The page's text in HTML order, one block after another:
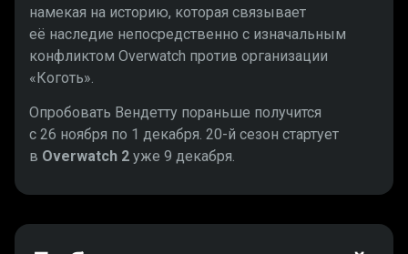
намекая на историю, которая связывает
её наследие непосредственно с изначальным
конфликтом Overwatch против организации
«Коготь».
Опробовать Вендетту пораньше получится
с 26 ноября по 1 декабря. 20-й сезон стартует
в Overwatch 2 уже 9 декабря.